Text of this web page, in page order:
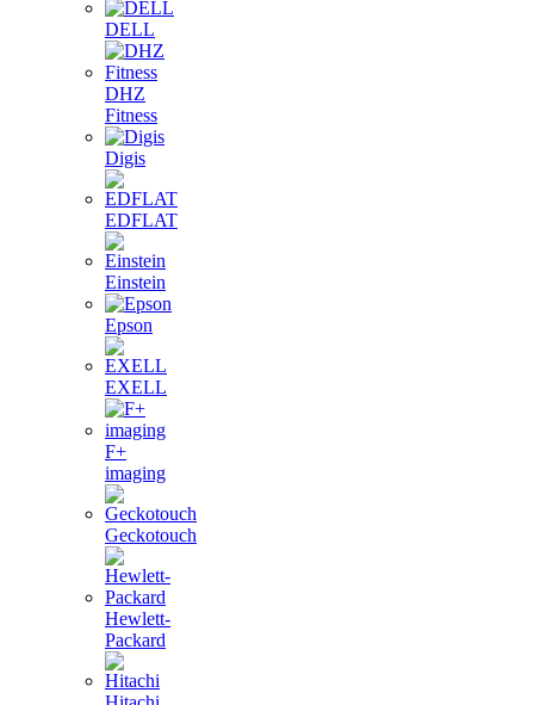
DELL
DHZ
Fitness
Digis
EDFLAT
Einstein
Epson
EXELL
F+
imaging
Geckotouch
Hewlett-
Packard